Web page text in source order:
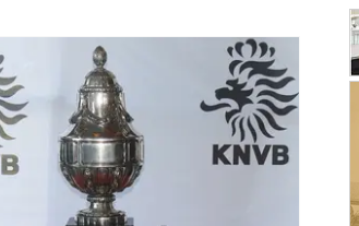
en atletiek bij AAC — Almere
hoogte van alle sportieve